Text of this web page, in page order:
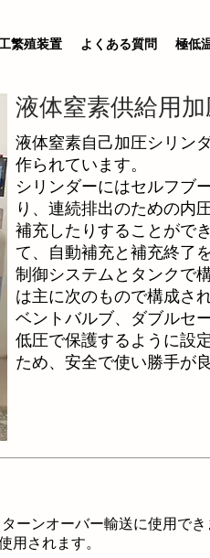
繁殖装置 よくある質問 極低
液体窒素供給用
液体窒素自己加圧シリン
作られています。
シリンダーにはセルフブ
り、連続排出のための内
補充したりすることがで
て、自動補充と補充終了
制御システムとタンクで
は主に次のもので構成さ
ベントバルブ、ダブルセ
低圧で保護するように設
ため、安全で使い勝手が
ンオーバー輸送に使用でき
用されます。